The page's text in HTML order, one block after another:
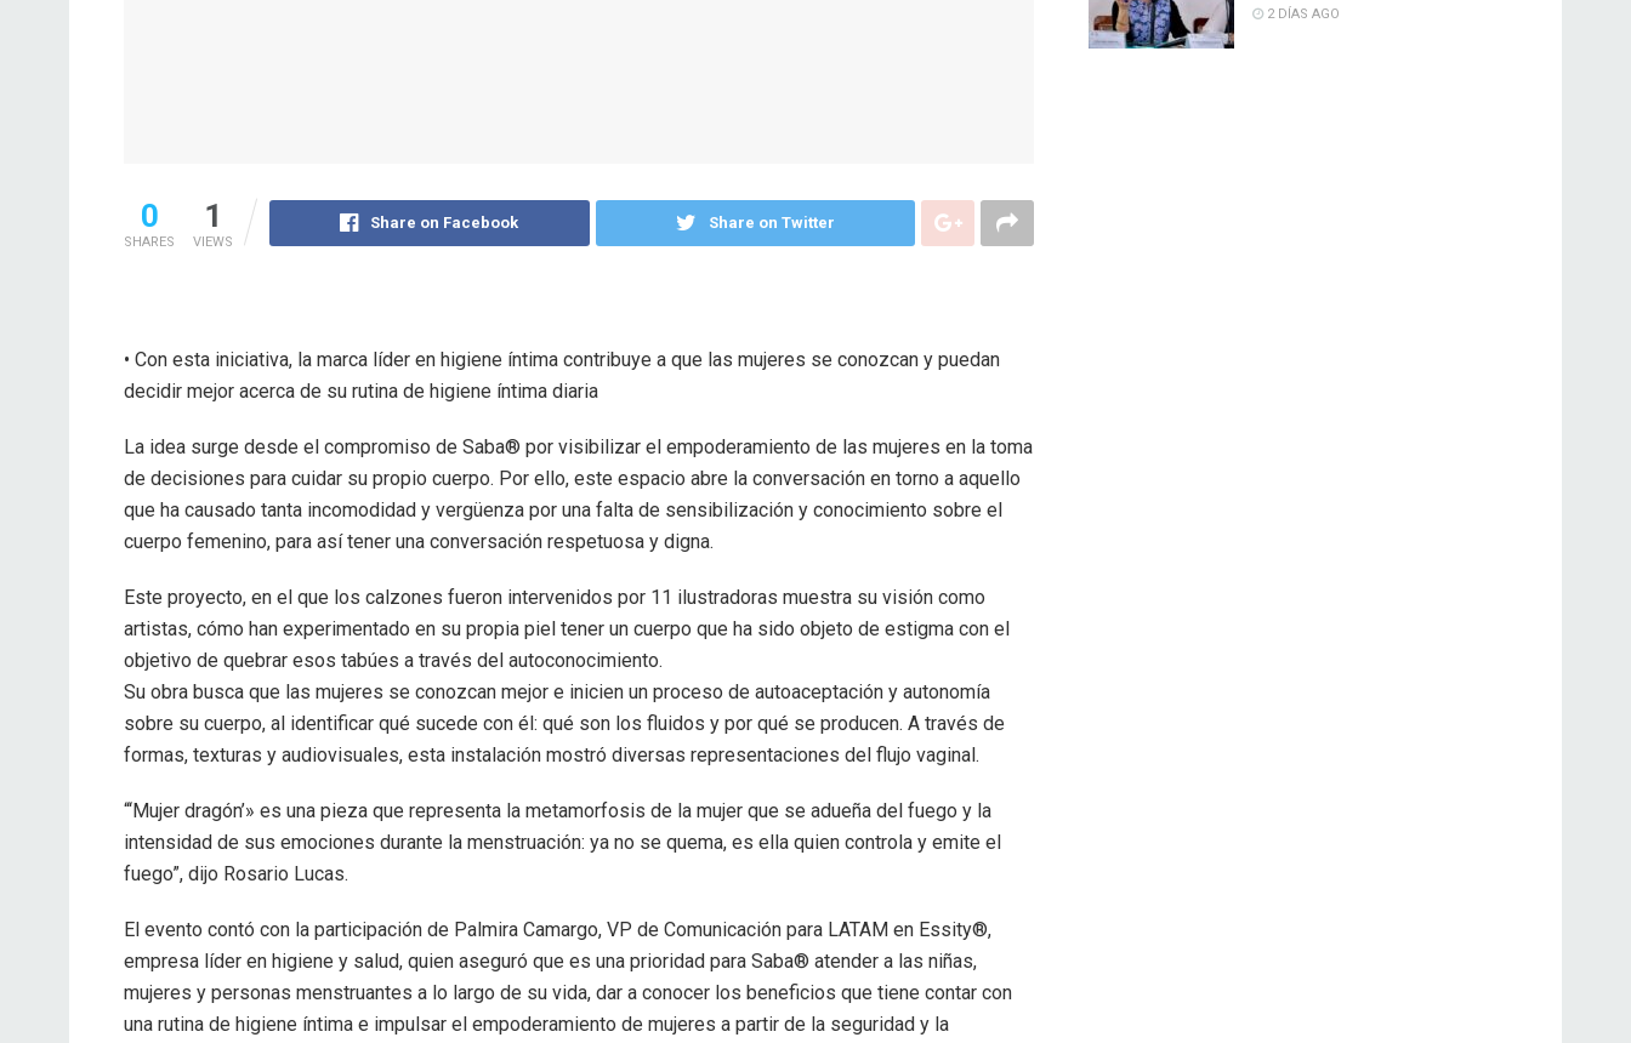
0
SHARES
1
VIEWS
Share on Facebook Share on Twitter
• Con esta iniciativa, la marca líder en higiene íntima contribuye a que las mujeres se conozcan y puedan
decidir mejor acerca de su rutina de higiene íntima diaria
La idea surge desde el compromiso de Saba® por visibilizar el empoderamiento de las mujeres en la toma
de decisiones para cuidar su propio cuerpo. Por ello, este espacio abre la conversación en torno a aquello
que ha causado tanta incomodidad y vergüenza por una falta de sensibilización y conocimiento sobre el
cuerpo femenino, para así tener una conversación respetuosa y digna.
Este proyecto, en el que los calzones fueron intervenidos por 11 ilustradoras muestra su visión como
artistas, cómo han experimentado en su propia piel tener un cuerpo que ha sido objeto de estigma con el
objetivo de quebrar esos tabúes a través del autoconocimiento.
Su obra busca que las mujeres se conozcan mejor e inicien un proceso de autoaceptación y autonomía
sobre su cuerpo, al identificar qué sucede con él: qué son los fluidos y por qué se producen. A través de
formas, texturas y audiovisuales, esta instalación mostró diversas representaciones del flujo vaginal.
“‘Mujer dragón’» es una pieza que representa la metamorfosis de la mujer que se adueña del fuego y la
intensidad de sus emociones durante la menstruación: ya no se quema, es ella quien controla y emite el
fuego”, dijo Rosario Lucas.
El evento contó con la participación de Palmira Camargo, VP de Comunicación para LATAM en Essity®,
empresa líder en higiene y salud, quien aseguró que es una prioridad para Saba® atender a las niñas,
mujeres y personas menstruantes a lo largo de su vida, dar a conocer los beneficios que tiene contar con
una rutina de higiene íntima e impulsar el empoderamiento de mujeres a partir de la seguridad y la
2 DÍAS AGO